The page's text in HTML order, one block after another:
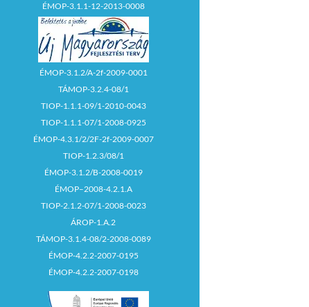
ÉMOP-3.1.1-12-2013-0008
ÉMOP-3.1.2/A-2f-2009-0001
TÁMOP-3.2.4-08/1
TIOP-1.1.1-09/1-2010-0043
TIOP-1.1.1-07/1-2008-0925
ÉMOP-4.3.1/2/2F-2f-2009-0007
TIOP-1.2.3/08/1
ÉMOP-3.1.2/B-2008-0019
ÉMOP–2008-4.2.1.A
TIOP-2.1.2-07/1-2008-0023
ÁROP-1.A.2
TÁMOP-3.1.4-08/2-2008-0089
ÉMOP-4.2.2-2007-0195
ÉMOP-4.2.2-2007-0198